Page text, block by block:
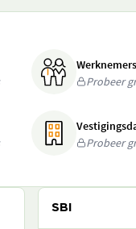
Probeer
Probeer
SBI